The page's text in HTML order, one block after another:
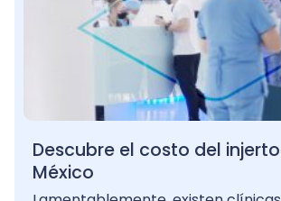
Descubre el costo del
México